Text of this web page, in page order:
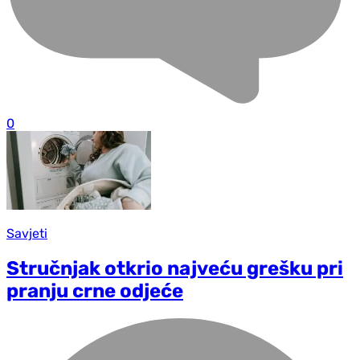
0
Savjeti
Stručnjak otkrio najveću grešku pri
pranju crne odjeće